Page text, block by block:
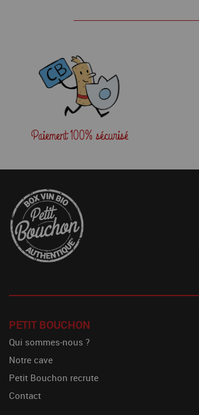
Paiement100% sécurisé
PETIT BOUCHON
Qui sommes-nous ?
Notre cave
Petit Bouchon recrute
Contact